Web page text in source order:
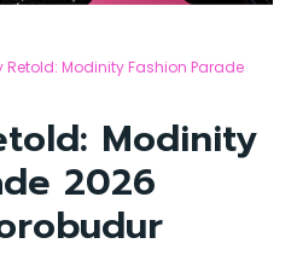
Retold: Modinity Fashion Parade
Modinity
2026